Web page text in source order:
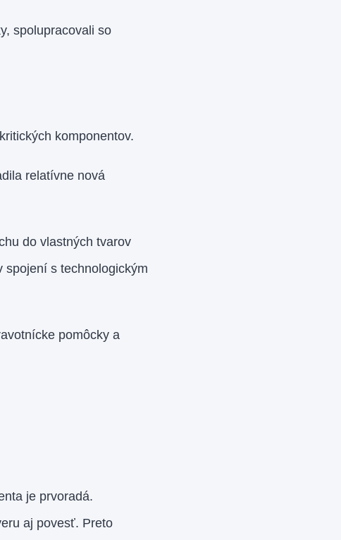
spolupracovali so
komponentov.
relatívne nová
do vlastných tvarov
spojení s technologickým
pomôcky a
je prvoradá.
aj povesť. Preto